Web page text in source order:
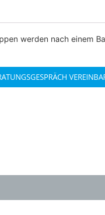
werden nach einem